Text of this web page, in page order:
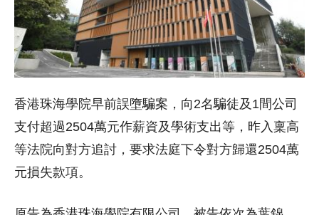
香港珠海學院早前誤墮騙案，向2名騙徒及1間公司
支付超過2504萬元作薪資及學術支出等，昨入稟高
等法院向對方追討，要求法庭下令對方歸還2504萬
元損失款項。